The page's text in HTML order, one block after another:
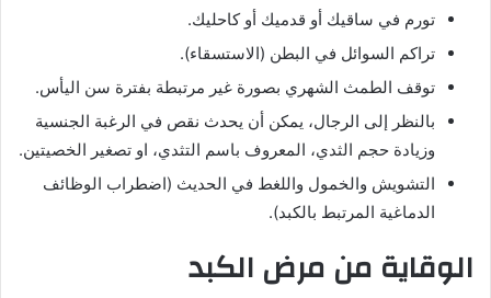
تورم في ساقيك أو قدميك أو كاحليك.
تراكم السوائل في البطن (الاستسقاء).
توقف الطمث الشهري بصورة غير مرتبطة بفترة سن اليأس.
بالنظر إلى الرجال، يمكن أن يحدث نقص في الرغبة الجنسية
وزيادة حجم الثدي، المعروف باسم التثدي، او تصغير الخصيتين.
التشويش والخمول واللغط في الحديث (اضطراب الوظائف
الدماغية المرتبط بالكبد).
الوقاية من مرض الكبد